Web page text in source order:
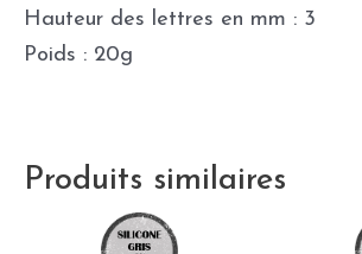
Hauteur des lettres en mm : 3
Poids : 20g
Produits similaires